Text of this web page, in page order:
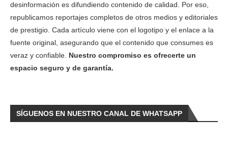
desinformación es difundiendo contenido de calidad. Por eso,
republicamos reportajes completos de otros medios y editoriales
de prestigio. Cada artículo viene con el logotipo y el enlace a la
fuente original, asegurando que el contenido que consumes es
veraz y confiable. Nuestro compromiso es ofrecerte un
espacio seguro y de garantía.
SÍGUENOS EN NUESTRO CANAL DE WHATSAPP